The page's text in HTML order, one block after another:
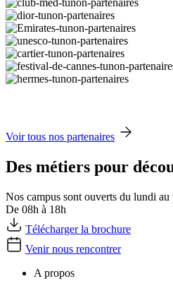
Voir tous nos partenaires
Des métiers pour
Nos campus sont ouverts du lundi au
De 08h à 18h
Télécharger la brochure
Venir nous rencontrer
A propos